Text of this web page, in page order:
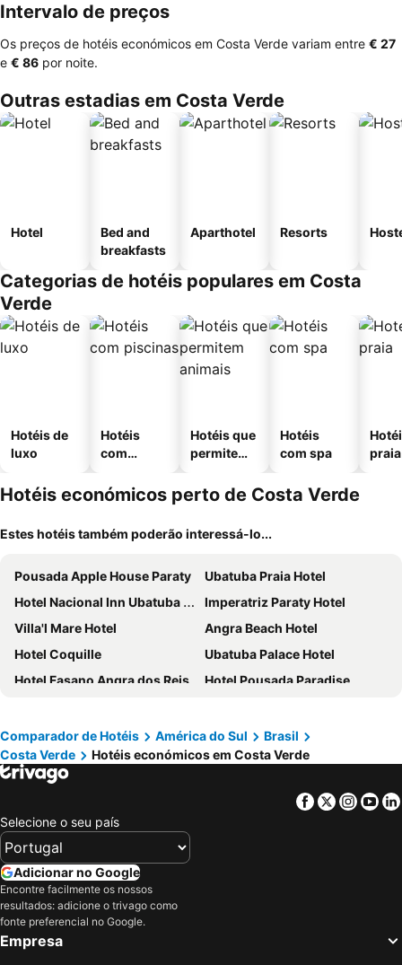
Intervalo de preços
Os preços de hotéis económicos em Costa Verde variam entre ‎€ 27
e ‎€ 86 por noite.
Outras estadias em Costa Verde
Hotel
Bed and
breakfasts
Aparthotel Resorts
Categorias de hotéis populares em Costa
Verde
Hotéis de
luxo
Hotéis
com
Hotéis que
permitem
Hotéis
com spa
praia
Hotéis económicos perto de Costa Verde
Estes hotéis também poderão interessá-lo...
Pousada Apple House Paraty
Ubatuba Praia Hotel
Hotel Nacional Inn Ubatuba - Praia das Toninhas
Imperatriz Paraty Hotel
Villa'l Mare Hotel
Angra Beach Hotel
Hotel Coquille
Ubatuba Palace Hotel
Hotel Fasano Angra dos Reis
Hotel Pousada Paradise
Summit Beach Hotel Boiçucanga
Velinn Feiticeira Praia Hotel, Ilhabela
Hotel Porto Real
Viva Brasil Pousada
Hotel Village Enseada
Hotel Mercedes
Sandi Hotel
Barra do Piuva Porto Hotel
Costa Verde Tabatinga Hotel
Amora Hotel
Comparador de Hotéis América do Sul
Brasil
Costa Verde
Hotéis económicos em Costa Verde
Facebook
Twitter
Selecione o seu país
Adicionar no Google
Encontre facilmente os nossos
resultados: adicione o trivago como
fonte preferencial no Google.
Empresa